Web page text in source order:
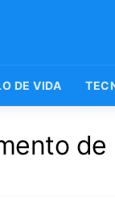
DE VIDA